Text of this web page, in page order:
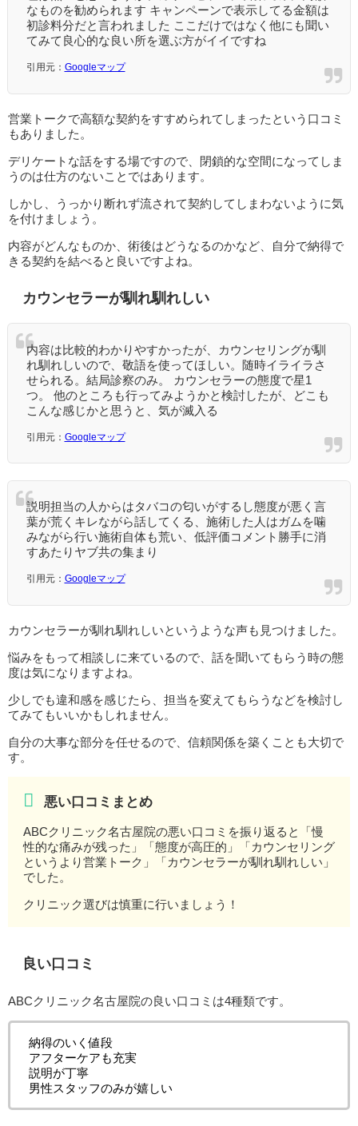
なものを勧められます キャンペーンで表示してる金額は
初診料分だと言われました ここだけではなく他にも聞い
てみて良心的な良い所を選ぶ方がイイですね
引用元： Googleマップ
営業トークで高額な契約をすすめられてしまったという口コミ
もありました。
デリケートな話をする場ですので、閉鎖的な空間になってしま
うのは仕方のないことではあります。
しかし、うっかり断れず流されて契約してしまわないように気
を付けましょう。
内容がどんなものか、術後はどうなるのかなど、自分で納得で
きる契約を結べると良いですよね。
カウンセラーが馴れ馴れしい
内容は比較的わかりやすかったが、カウンセリングが馴
れ馴れしいので、敬語を使ってほしい。随時イライラさ
せられる。結局診察のみ。 カウンセラーの態度で星1
つ。 他のところも行ってみようかと検討したが、どこも
こんな感じかと思うと、気が滅入る
引用元： Googleマップ
説明担当の人からはタバコの匂いがするし態度が悪く言
葉が荒くキレながら話してくる、施術した人はガムを噛
みながら行い施術自体も荒い、低評価コメント勝手に消
すあたりヤブ共の集まり
引用元： Googleマップ
カウンセラーが馴れ馴れしいというような声も見つけました。
悩みをもって相談しに来ているので、話を聞いてもらう時の態
度は気になりますよね。
少しでも違和感を感じたら、担当を変えてもらうなどを検討し
てみてもいいかもしれません。
自分の大事な部分を任せるので、信頼関係を築くことも大切で
す。
悪い口コミまとめ
ABCクリニック名古屋院の悪い口コミを振り返ると「慢
性的な痛みが残った」「態度が高圧的」「カウンセリング
というより営業トーク」「カウンセラーが馴れ馴れしい」
でした。
クリニック選びは慎重に行いましょう！
良い口コミ
ABCクリニック名古屋院の良い口コミは4種類です。
納得のいく値段
アフターケアも充実
説明が丁寧
男性スタッフのみが嬉しい